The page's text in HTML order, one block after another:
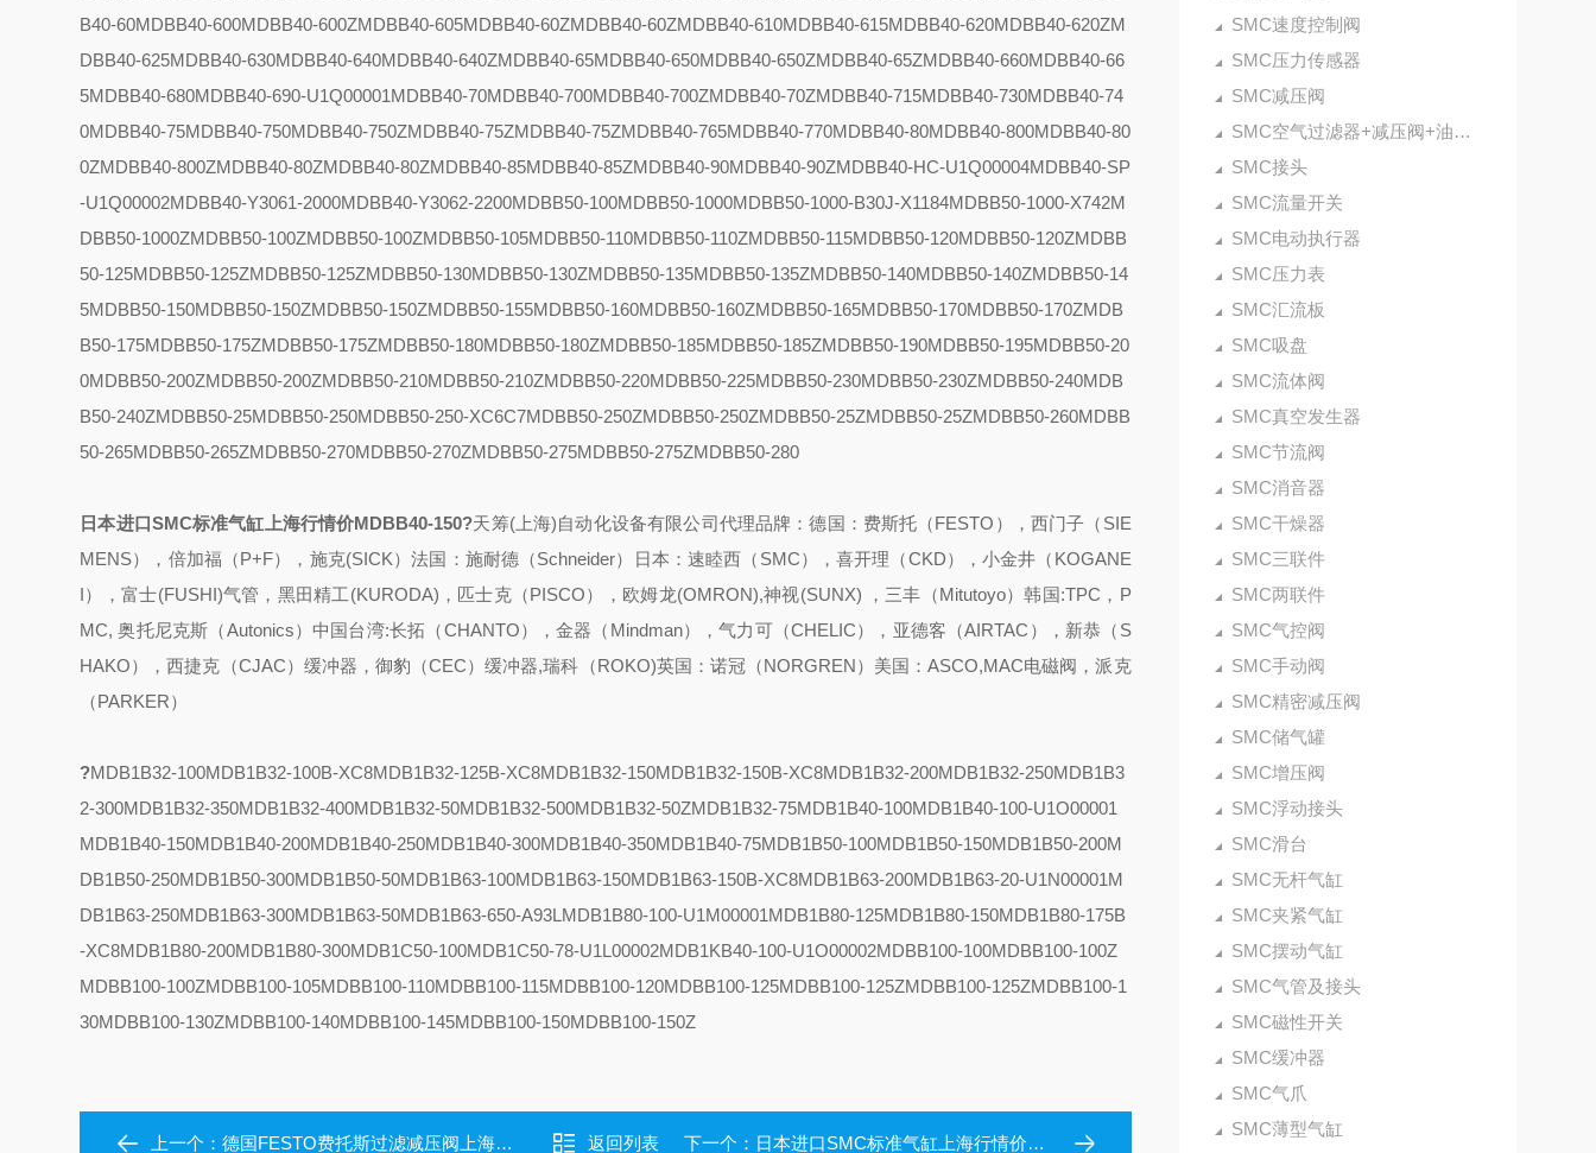
SMC速度控制阀
SMC压力传感器
SMC减压阀
SMC空气过滤器+减压阀+油雾器
SMC接头
SMC流量开关
SMC电动执行器
SMC压力表
SMC汇流板
SMC吸盘
SMC流体阀
SMC真空发生器
SMC节流阀
SMC消音器
SMC干燥器
SMC三联件
SMC两联件
SMC气控阀
SMC手动阀
SMC精密减压阀
SMC储气罐
SMC增压阀
SMC浮动接头
SMC滑台
SMC无杆气缸
SMC夹紧气缸
SMC摆动气缸
SMC气管及接头
SMC磁性开关
SMC缓冲器
SMC气爪
SMC薄型气缸
B40-60MDBB40-600MDBB40-600ZMDBB40-605MDBB40-60ZMDBB40-60ZMDBB40-610MDBB40-615MDBB40-620MDBB40-620ZM
DBB40-625MDBB40-630MDBB40-640MDBB40-640ZMDBB40-65MDBB40-650MDBB40-650ZMDBB40-65ZMDBB40-660MDBB40-66
5MDBB40-680MDBB40-690-U1Q00001MDBB40-70MDBB40-700MDBB40-700ZMDBB40-70ZMDBB40-715MDBB40-730MDBB40-74
0MDBB40-75MDBB40-750MDBB40-750ZMDBB40-75ZMDBB40-75ZMDBB40-765MDBB40-770MDBB40-80MDBB40-800MDBB40-80
0ZMDBB40-800ZMDBB40-80ZMDBB40-80ZMDBB40-85MDBB40-85ZMDBB40-90MDBB40-90ZMDBB40-HC-U1Q00004MDBB40-SP
-U1Q00002MDBB40-Y3061-2000MDBB40-Y3062-2200MDBB50-100MDBB50-1000MDBB50-1000-B30J-X1184MDBB50-1000-X742M
DBB50-1000ZMDBB50-100ZMDBB50-100ZMDBB50-105MDBB50-110MDBB50-110ZMDBB50-115MDBB50-120MDBB50-120ZMDBB
50-125MDBB50-125ZMDBB50-125ZMDBB50-130MDBB50-130ZMDBB50-135MDBB50-135ZMDBB50-140MDBB50-140ZMDBB50-14
5MDBB50-150MDBB50-150ZMDBB50-150ZMDBB50-155MDBB50-160MDBB50-160ZMDBB50-165MDBB50-170MDBB50-170ZMDB
B50-175MDBB50-175ZMDBB50-175ZMDBB50-180MDBB50-180ZMDBB50-185MDBB50-185ZMDBB50-190MDBB50-195MDBB50-20
0MDBB50-200ZMDBB50-200ZMDBB50-210MDBB50-210ZMDBB50-220MDBB50-225MDBB50-230MDBB50-230ZMDBB50-240MDB
B50-240ZMDBB50-25MDBB50-250MDBB50-250-XC6C7MDBB50-250ZMDBB50-250ZMDBB50-25ZMDBB50-25ZMDBB50-260MDBB
50-265MDBB50-265ZMDBB50-270MDBB50-270ZMDBB50-275MDBB50-275ZMDBB50-280
日本进口SMC标准气缸上海行情价MDBB40-150?天筹(上海)自动化设备有限公司代理品牌：德国：费斯托（FESTO），西门子（SIE
MENS），倍加福（P+F），施克(SICK）法国：施耐德（Schneider）
日本：速睦西（SMC），喜开理（CKD），小金井（KOGANE
I），富士(FUSHI)气管，黑田精工(KURODA)，匹士克（PISCO），欧姆龙(OMRON),神视(SUNX) ，三丰（Mitutoyo）韩国:TPC，P
MC, 奥托尼克斯（Autonics） 中国台湾:长拓（CHANTO），金器（Mindman），气力可（CHELIC），亚德客（AIRTAC），新恭（S
HAKO），西捷克（CJAC）缓冲器，御豹（CEC）缓冲器,瑞科（ROKO)英国：诺冠（NORGREN） 美国：ASCO,MAC电磁阀，派克
（PARKER）
?MDB1B32-100MDB1B32-100B-XC8MDB1B32-125B-XC8MDB1B32-150MDB1B32-150B-XC8MDB1B32-200MDB1B32-250MDB1B3
2-300MDB1B32-350MDB1B32-400MDB1B32-50MDB1B32-500MDB1B32-50ZMDB1B32-75MDB1B40-100MDB1B40-100-U1O00001
MDB1B40-150MDB1B40-200MDB1B40-250MDB1B40-300MDB1B40-350MDB1B40-75MDB1B50-100MDB1B50-150MDB1B50-200M
DB1B50-250MDB1B50-300MDB1B50-50MDB1B63-100MDB1B63-150MDB1B63-150B-XC8MDB1B63-200MDB1B63-20-U1N00001M
DB1B63-250MDB1B63-300MDB1B63-50MDB1B63-650-A93L MDB1B80-100-U1M00001MDB1B80-125MDB1B80-150MDB1B80-175B
-XC8MDB1B80-200MDB1B80-300MDB1C50-100MDB1C50-78-U1L00002MDB1KB40-100-U1O00002MDBB100-100MDBB100-100Z
MDBB100-100ZMDBB100-105MDBB100-110MDBB100-115MDBB100-120MDBB100-125MDBB100-125ZMDBB100-125ZMDBB100-1
30MDBB100-130ZMDBB100-140MDBB100-145MDBB100-150MDBB100-150Z
上一个：德国FESTO费托斯过滤减压阀上海授权代理LFR-1-D-5M-MAXI-A-MPA 返回列表 下一个： 日本进口SMC标准气缸上海行情价MDBB40-150Z